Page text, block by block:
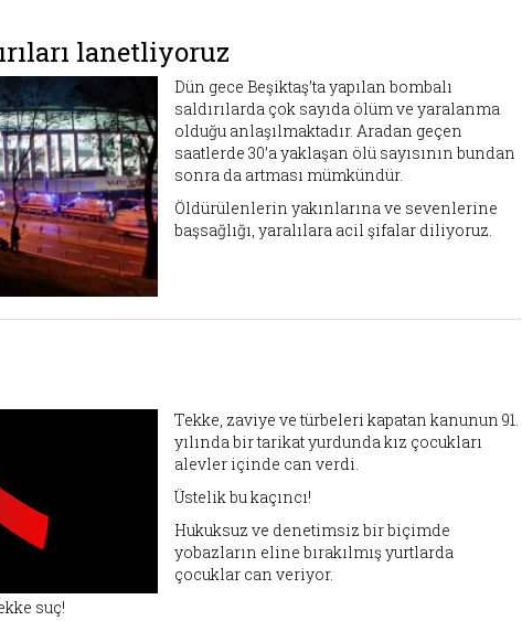
lanetliyoruz
Dün gece Beşiktaş’ta yapılan bombalı
saldırılarda çok sayıda ölüm ve yaralanma
olduğu anlaşılmaktadır. Aradan geçen
saatlerde 30’a yaklaşan ölü sayısının bundan
sonra da artması mümkündür.
Öldürülenlerin yakınlarına ve sevenlerine
başsağlığı, yaralılara acil şifalar diliyoruz.
Tekke, zaviye ve türbeleri kapatan kanunun 91.
yılında bir tarikat yurdunda kız çocukları
alevler içinde can verdi.
Üstelik bu kaçıncı!
Hukuksuz ve denetimsiz bir biçimde
yobazların eline bırakılmış yurtlarda
çocuklar can veriyor.
suç!